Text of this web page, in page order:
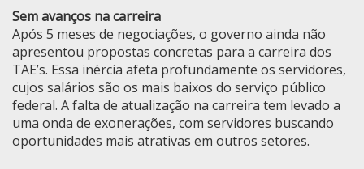
Sem avanços na carreira
Após 5 meses de negociações, o governo ainda não
apresentou propostas concretas para a carreira dos
TAE’s. Essa inércia afeta profundamente os servidores,
cujos salários são os mais baixos do serviço público
federal. A falta de atualização na carreira tem levado a
uma onda de exonerações, com servidores buscando
oportunidades mais atrativas em outros setores.